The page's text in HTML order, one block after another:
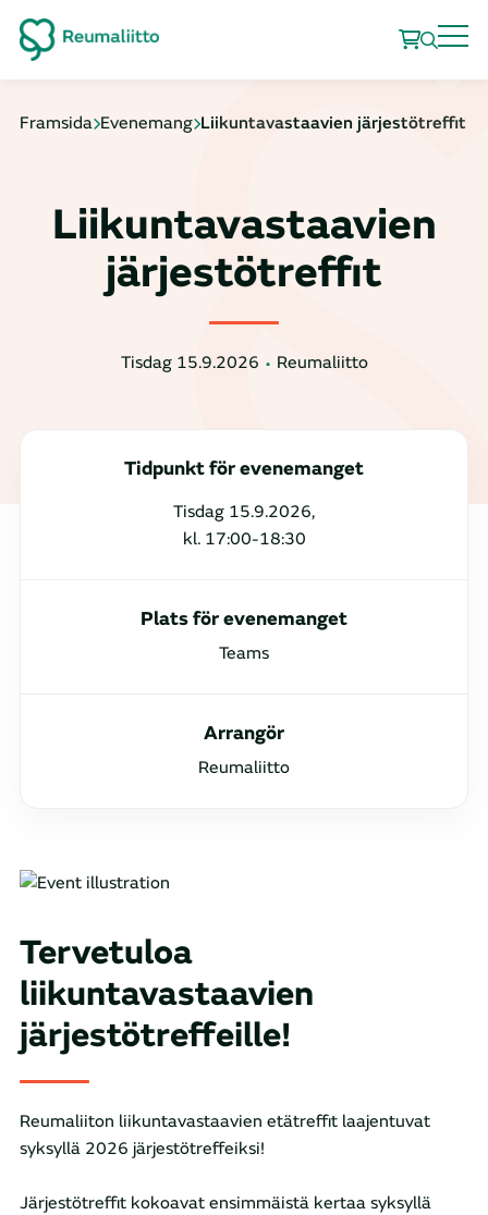
Framsida Evenemang Liikuntavastaavien järjestötreffit
Liikuntavastaavien
järjestötreffit
Tisdag 15.9.2026 Reumaliitto
Tidpunkt för evenemanget
Tisdag 15.9.2026,
kl. 17:00-18:30
Plats för evenemanget
Teams
Arrangör
Reumaliitto
Tervetuloa
liikuntavastaavien
järjestötreffeille!
Reumaliiton liikuntavastaavien etätreffit laajentuvat
syksyllä 2026 järjestötreffeiksi!
Järjestötreffit kokoavat ensimmäistä kertaa syksyllä